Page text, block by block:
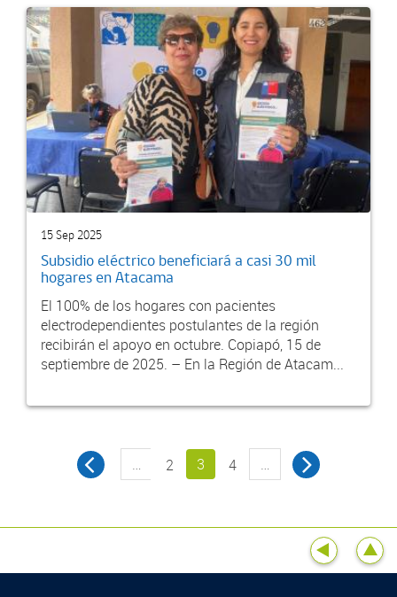
15 Sep 2025
Subsidio eléctrico beneficiará a casi 30 mil
hogares en Atacama
El 100% de los hogares con pacientes
electrodependientes postulantes de la región
recibirán el apoyo en octubre. Copiapó, 15 de
septiembre de 2025. – En la Región de Atacam...
… 2 3 4 …